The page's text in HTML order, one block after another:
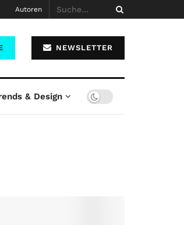
Autoren
NEWSLETTER
& Design